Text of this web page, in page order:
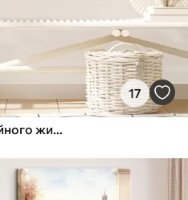
17
Вулиця в Парижі, ефект олійного живопису